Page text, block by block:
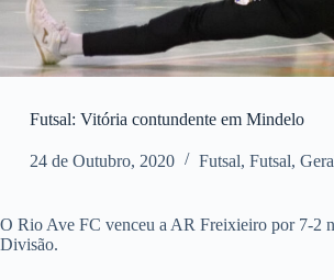
Futsal: Vitória contundente em Mindelo
24 de Outubro, 2020 Futsal, Futsal,
O Rio Ave FC venceu a AR Freixieiro por 7-2
Divisão.